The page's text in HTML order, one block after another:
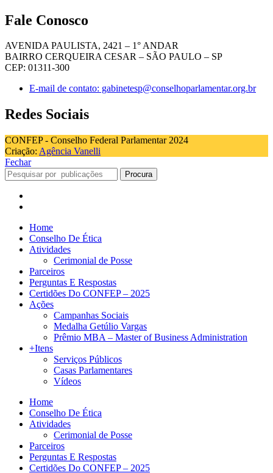
Fale Conosco
AVENIDA PAULISTA, 2421 – 1° ANDAR
BAIRRO CERQUEIRA CESAR – SÃO PAULO – SP
CEP: 01311-300
E-mail de contato: gabinetesp@conselhoparlamentar.org.br
Redes Sociais
CONFEP - Conselho Federal Parlamentar 2024
Criação: Agência Vanelli
Fechar
Procura
Home
Conselho De Ética
Atividades
Cerimonial de Posse
Parceiros
Perguntas E Respostas
Certidões Do CONFEP – 2025
Ações
Campanhas Sociais
Medalha Getúlio Vargas
Prêmio MBA – Master of Business Administration
+Itens
Serviços Públicos
Casas Parlamentares
Vídeos
Home
Conselho De Ética
Atividades
Cerimonial de Posse
Parceiros
Perguntas E Respostas
Certidões Do CONFEP – 2025